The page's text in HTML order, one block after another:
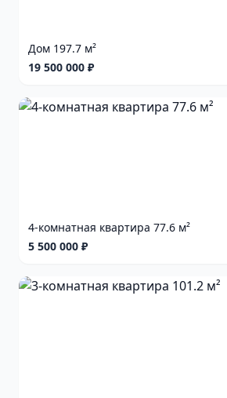
Дом 197.7 м²
19 500 000 ₽
4-комнатная квартира 77.6 м²
5 500 000 ₽